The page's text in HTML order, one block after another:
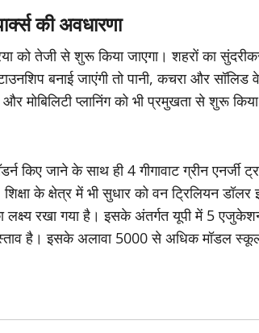
की अवधारणा
को तेजी से शुरू किया जाएगा। शहरों का
बनाई जाएंगी तो पानी, कचरा और
और मोबिलिटी प्लानिंग को भी प्रमुखता से शुरू
किए जाने के साथ ही 4 गीगावाट ग्रीन एनर्जी
के क्षेत्र में भी सुधार को वन ट्रिलियन डॉलर
लक्ष्य रखा गया है। इसके अंतर्गत यूपी में 5
है। इसके अलावा 5000 से अधिक मॉडल